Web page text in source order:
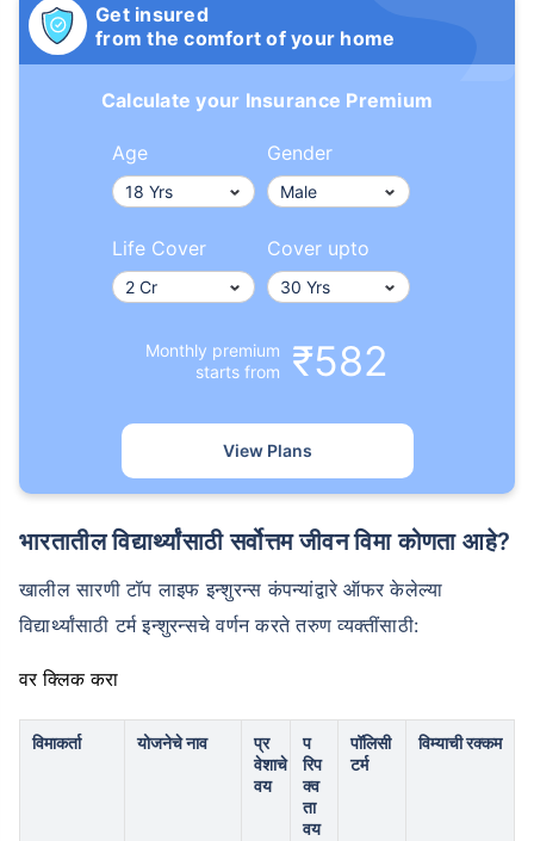
Get insured
from the comfort of your home
Calculate your Insurance Premium
Age Gender
Life Cover Cover upto
Monthly premium
starts from
₹582
View Plans
भारतातील विद्यार्थ्यांसाठी सर्वोत्तम जीवन विमा कोणता आहे?
खालील सारणी टॉप लाइफ इन्शुरन्स कंपन्यांद्वारे ऑफर केलेल्या
विद्यार्थ्यांसाठी टर्म इन्शुरन्सचे वर्णन करते तरुण व्यक्तींसाठी:
वर क्लिक करा
विमाकर्ता योजनेचे नाव
प्र
वेशाचे
वय
प
रिप
क्व
ता
वय
पॉलिसी
टर्म
विम्याची रक्कम
वय टर्म विमा प्रीमियमवर कसा
परिणाम करते
24 वर्षे
₹ 434/महिना
34 वर्षे
₹ 630/महिना
44 वर्षे